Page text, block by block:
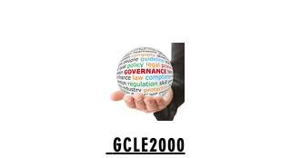
GCLE2000